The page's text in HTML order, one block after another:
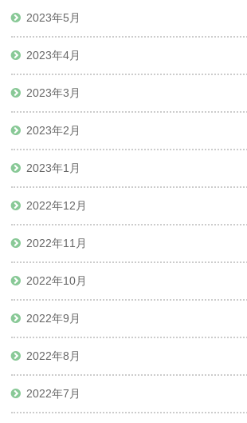
2023年5月
2023年4月
2023年3月
2023年2月
2023年1月
2022年12月
2022年11月
2022年10月
2022年9月
2022年8月
2022年7月